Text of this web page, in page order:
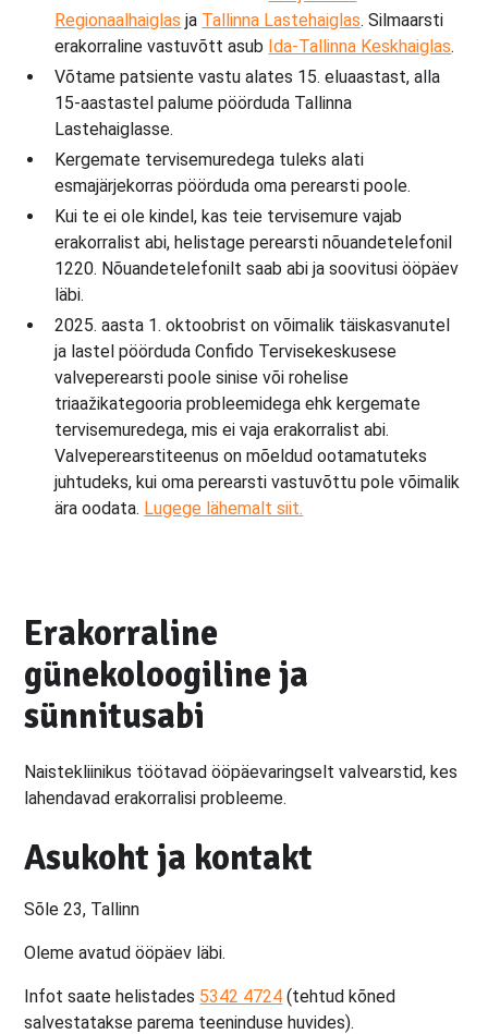
Regionaalhaiglas ja Tallinna Lastehaiglas. Silmaarsti
erakorraline vastuvõtt asub Ida-Tallinna Keskhaiglas.
Võtame patsiente vastu alates 15. eluaastast, alla
15-aastastel palume pöörduda Tallinna
Lastehaiglasse.
Kergemate tervisemuredega tuleks alati
esmajärjekorras pöörduda oma perearsti poole.
Kui te ei ole kindel, kas teie tervisemure vajab
erakorralist abi, helistage perearsti nõuandetelefonil
1220. Nõuandetelefonilt saab abi ja soovitusi ööpäev
läbi.
2025. aasta 1. oktoobrist on võimalik täiskasvanutel
ja lastel pöörduda Confido Tervisekeskusese
valveperearsti poole sinise või rohelise
triaažikategooria probleemidega ehk kergemate
tervisemuredega, mis ei vaja erakorralist abi.
Valveperearstiteenus on mõeldud ootamatuteks
juhtudeks, kui oma perearsti vastuvõttu pole võimalik
ära oodata. Lugege lähemalt siit.
Erakorraline
günekoloogiline ja
sünnitusabi
Naistekliinikus töötavad ööpäevaringselt valvearstid, kes
lahendavad erakorralisi probleeme.
Asukoht ja kontakt
Sõle 23, Tallinn
Oleme avatud ööpäev läbi.
Infot saate helistades 5342 4724 (tehtud kõned
salvestatakse parema teeninduse huvides).